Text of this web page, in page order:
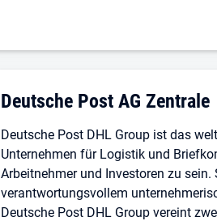
reibungslos laufen! Bewirb dich jetzt
MENSCHEN VERBINDEN, LEBEN
#werdeeinervonuns
#Mechatroniker
Unternehmensdarstellung:
Deutsche Post AG Zentrale
Deutsche Post DHL Group ist das
Unternehmen für Logistik und
Arbeitnehmer und Investoren zu
verantwortungsvollem
Deutsche Post DHL Group vereint